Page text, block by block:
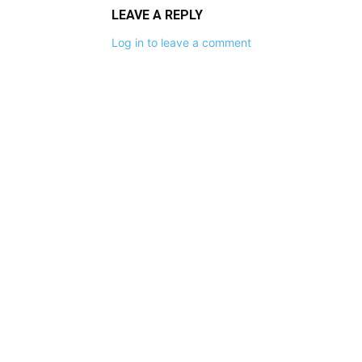
LEAVE A REPLY
Log in to leave a comment